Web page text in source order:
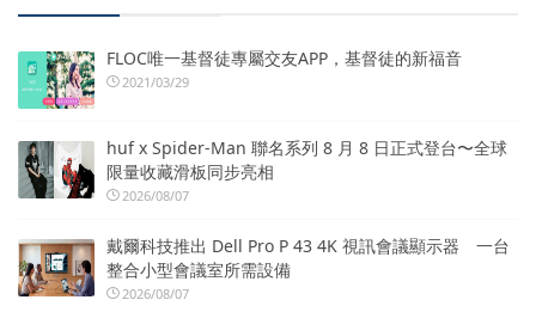
FLOC唯一基督徒專屬交友APP，基督徒的新福音
2021/03/29
huf x Spider-Man 聯名系列 8 月 8 日正式登台〜全球
限量收藏滑板同步亮相
2026/08/07
戴爾科技推出 Dell Pro P 43 4K 視訊會議顯示器 一台
整合小型會議室所需設備
2026/08/07